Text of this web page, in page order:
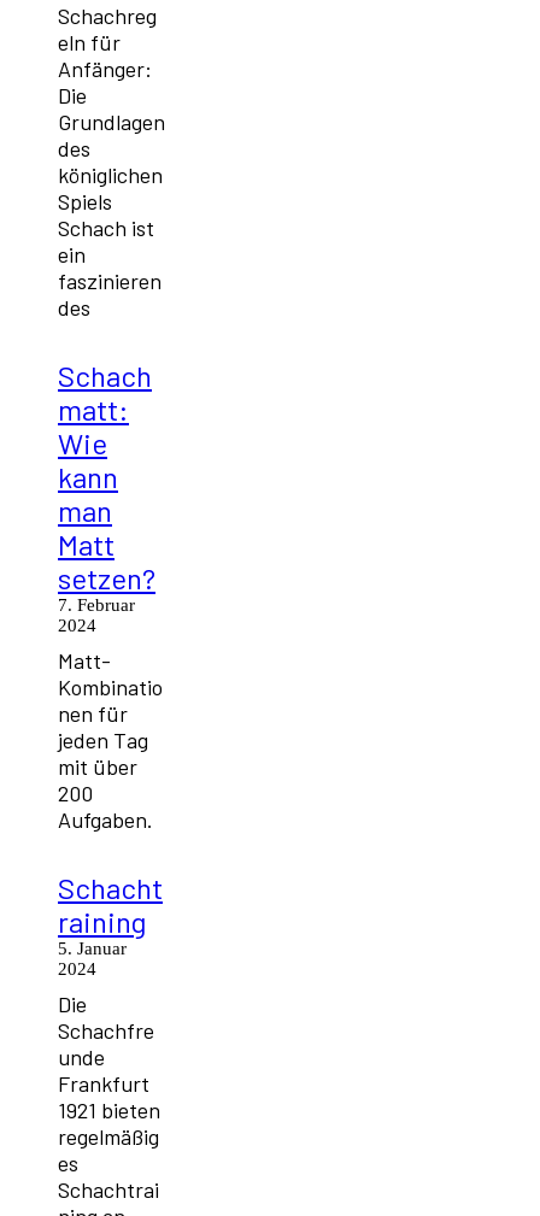
Schachreg
eln für
Anfänger:
Die
Grundlagen
des
königlichen
Spiels
Schach ist
ein
faszinieren
des
Schach
matt:
Wie
kann
man
Matt
setzen?
7. Februar
2024
Matt-
Kombinatio
nen für
jeden Tag
mit über
200
Aufgaben.
Schacht
raining
5. Januar
2024
Die
Schachfre
unde
Frankfurt
1921 bieten
regelmäßig
es
Schachtrai